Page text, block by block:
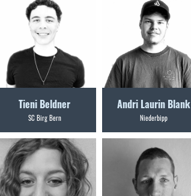
Tieni Beldner
SC Birg Bern
Andri Laurin Blank
Niederbipp